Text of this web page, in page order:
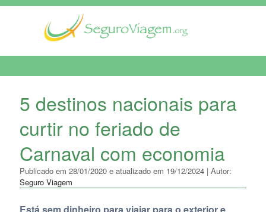
5 destinos nacionais para
curtir no feriado de
Carnaval com economia
Publicado em 28/01/2020 e atualizado em 19/12/2024 | Autor:
Seguro Viagem